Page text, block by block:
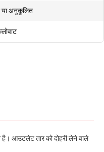
या अनुकूलित
है। आउटलेट तार को दोहरी लेने वाले